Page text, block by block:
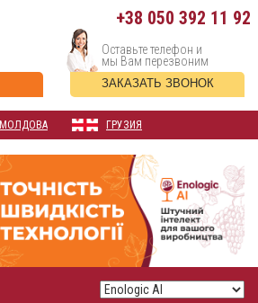
+38 050 392 11 92
Оставьте телефон и
мы Вам перезвоним
ЗАКАЗАТЬ ЗВОНОК
МОЛДОВА ГРУЗИЯ